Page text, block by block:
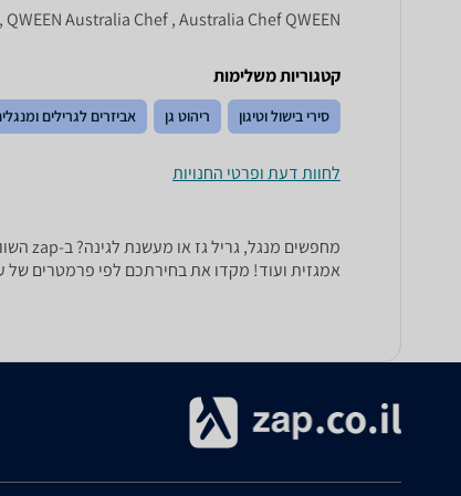
Australia Chef , Australia Chef QWEEN
קטגוריות משלימות
סירי בישול וטיגון ריהוט גן אביזרים לגרילים
לחוות דעת ופרטי החנויות
אמגזית ועוד! מקדו את בחירתכם לפי פרמטרים